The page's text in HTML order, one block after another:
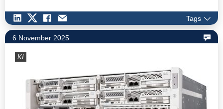
Tags
6 November 2025
KI